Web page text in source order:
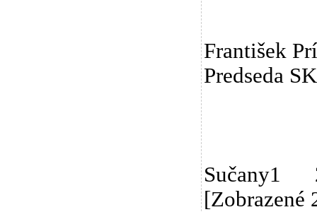
František
Predseda
Sučany1
[Zobrazené